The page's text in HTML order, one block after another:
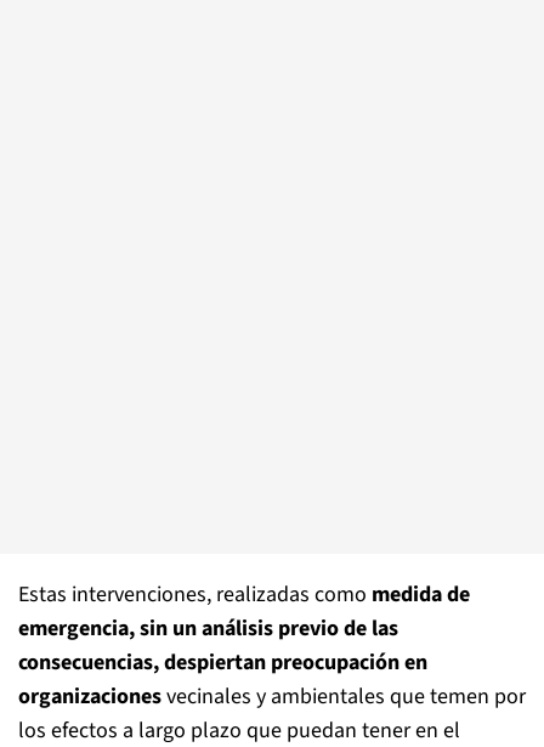
Estas intervenciones, realizadas como medida de
emergencia, sin un análisis previo de las
consecuencias, despiertan preocupación en
organizacionesvecinales y ambientales que temen por
los efectos a largo plazo que puedan tener en el